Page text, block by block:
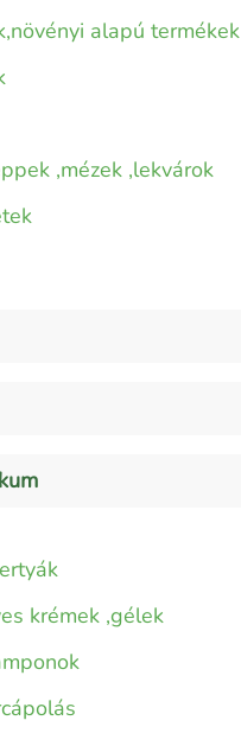
alapú termékek
,mézek ,lekvárok
krémek ,gélek